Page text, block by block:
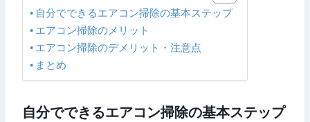
自分でできるエアコン掃除の基本ステップ
エアコン掃除のメリット
エアコン掃除のデメリット・注意点
まとめ
自分でできるエアコン掃除の基本ステップ